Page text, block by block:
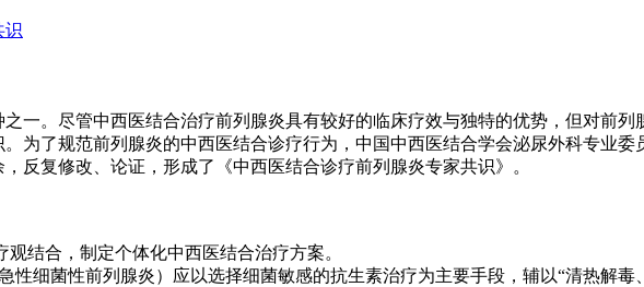
识
一。尽管中西医结合治疗前列腺炎具有较好的临床疗效与独特的优势，但对前
为了规范前列腺炎的中西医结合诊疗行为，中国中西医结合学会泌尿外科专业
反复修改、论证，形成了《中西医结合诊疗前列腺炎专家共识》。
观结合，制定个体化中西医结合治疗方案。
急性细菌性前列腺炎）应以选择细菌敏感的抗生素治疗为主要手段，辅以“清热解